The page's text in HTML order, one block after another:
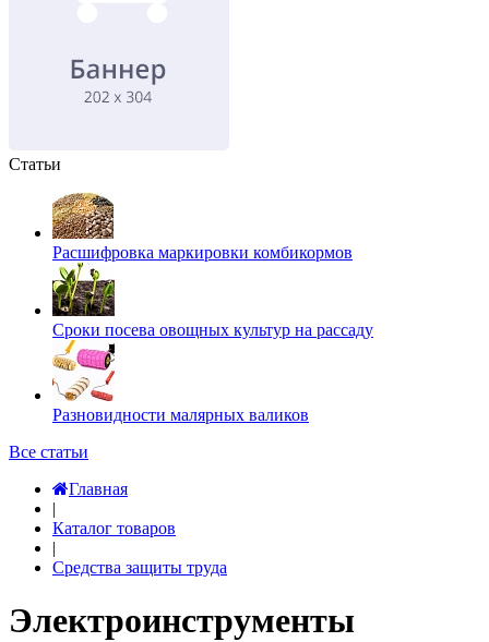
Статьи
Расшифровка маркировки комбикормов
Сроки посева овощных культур на рассаду
Разновидности малярных валиков
Все статьи
Главная
|
Каталог товаров
|
Средства защиты труда
Электроинструменты